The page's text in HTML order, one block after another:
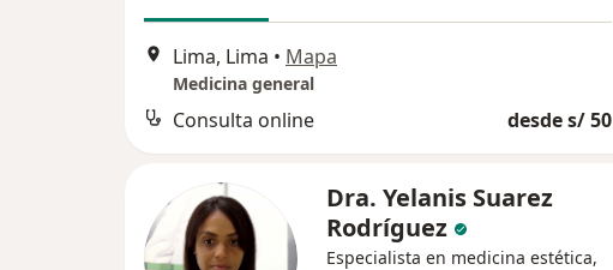
Lima, Lima • Mapa
Medicina general
Consulta online desde s/ 50
Dra. Yelanis Suarez
Rodríguez
Especialista en medicina estética,